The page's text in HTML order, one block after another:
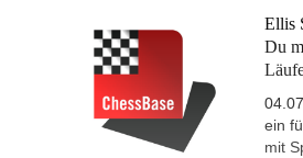
Ellis
Du
ein
mit